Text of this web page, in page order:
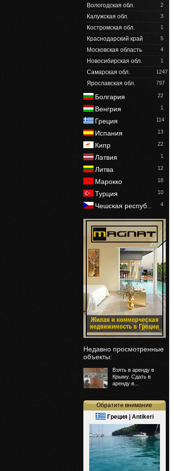
Вологодская обл. 2
Калужская обл. 3
Костромская обл. 1
Краснодарский край 5
Московская область 4
Новосибирская обл. 1
Самарская обл. 1247
Ярославская обл. 797
Болгария 22
Венгрия 1
Греция 114
Испания 13
Кипр 22
Латвия 1
Литва 12
Марокко 18
Турция 10
Чешская респуб… 4
Недавно просмотренные
объекты:
Взять в аренду в
Крыму. Сдать в
аренду в...
Обратите внимание
Греция | Antikeri